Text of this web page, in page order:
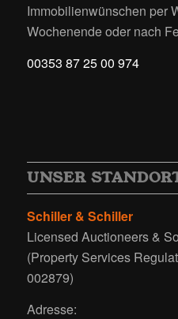
Immobilienwünschen per
Wochenende oder nach
00353 87 25 00 974
UNSER
Schiller & Schiller
Licensed Auctioneers &
(Property Services
002879)
Adresse: